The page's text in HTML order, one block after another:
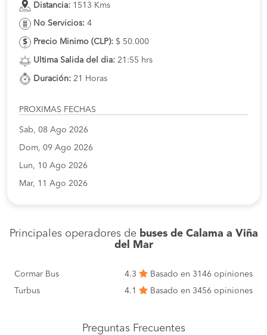
Distancia: 1513 Kms
No Servicios: 4
Precio Minimo (CLP): $ 50.000
Ultima Salida del dia: 21:55 hrs
Duración: 21 Horas
PROXIMAS FECHAS
Sab, 08 Ago 2026
Dom, 09 Ago 2026
Lun, 10 Ago 2026
Mar, 11 Ago 2026
Principales operadores de buses de Calama a Viña
del Mar
Cormar Bus 4.3
Basado en 3146 opiniones
Turbus
4.1 Basado en 3456 opiniones
Preguntas Frecuentes